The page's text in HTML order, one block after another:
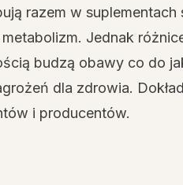
razem w
Jednak
budzą obawy co do
dla zdrowia.
i producentów.